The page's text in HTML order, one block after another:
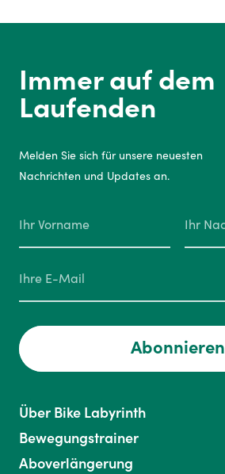
Immer auf dem
Laufenden
Melden Sie sich für unsere neuesten
Nachrichten und Updates an.
Abonnieren
Über Bike Labyrinth
Bewegungstrainer
Aboverlängerung